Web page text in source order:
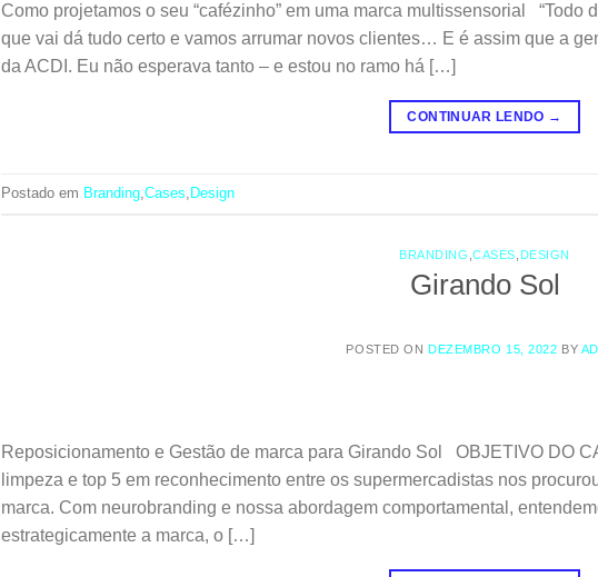
Como projetamos o seu “cafézinho” em uma marca multissensorial “Todo
que vai dá tudo certo e vamos arrumar novos clientes… E é assim que a
da ACDI. Eu não esperava tanto – e estou no ramo há […]
CONTINUAR LENDO →
Postado em Branding Cases Design
BRANDING ,CASES DESIGN
Girando Sol
POSTED ON DEZEMBRO 15, 2022 BY
Reposicionamento e Gestão de marca para Girando Sol OBJETIVO DO
limpeza e top 5 em reconhecimento entre os supermercadistas nos
marca. Com neurobranding e nossa abordagem comportamental,
estrategicamente a marca, o […]